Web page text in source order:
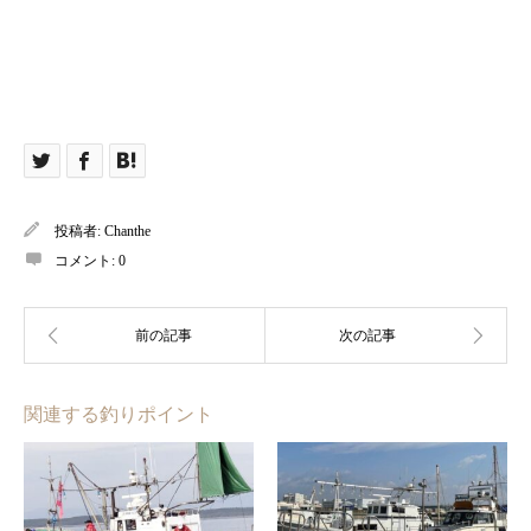
投稿者: Chanthe
コメント: 0
関連する釣りポイント